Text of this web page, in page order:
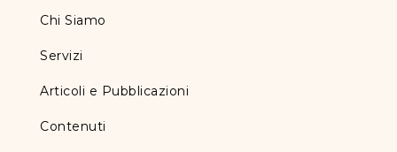
Chi Siamo
Servizi
Articoli e Pubblicazioni
Contenuti